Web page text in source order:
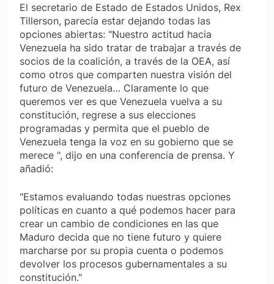
El secretario de Estado de Estados Unidos, Rex
Tillerson, parecía estar dejando todas las
opciones abiertas: "Nuestro actitud hacia
Venezuela ha sido tratar de trabajar a través de
socios de la coalición, a través de la OEA, así
como otros que comparten nuestra visión del
futuro de Venezuela… Claramente lo que
queremos ver es que Venezuela vuelva a su
constitución, regrese a sus elecciones
programadas y permita que el pueblo de
Venezuela tenga la voz en su gobierno que se
merece ", dijo en una conferencia de prensa. Y
añadió:
"Estamos evaluando todas nuestras opciones
políticas en cuanto a qué podemos hacer para
crear un cambio de condiciones en las que
Maduro decida que no tiene futuro y quiere
marcharse por su propia cuenta o podemos
devolver los procesos gubernamentales a su
constitución."